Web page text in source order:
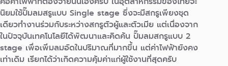
นิยมใช้ปั๊มลมสรูแบบ Single stage ซึ่งจะมีสกรูเพียงชุด
เดียวทำงานร่วมกับระหว่างสกรูตัวผู้และตัวเมีย แต่เนื่องจาก
ในปัจจุบันเทคโนโลยีได้พัฒนาและคิดค้น ปั๊มลมสกรูแบบ 2
stage เพื่อเพิ่มลมอัดในปริมาณที่มากขึ้น แต่ค่าไฟฟ้ายังคง
เท่าเดิม เรียกได้ว่าเกิดความคุ้มค่าแก่ผู้ใช้งานที่สุดครับ